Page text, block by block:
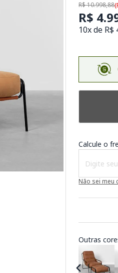
R$ 10.998,88
R$
10x de
Calcule o
Não sei meu
Outras